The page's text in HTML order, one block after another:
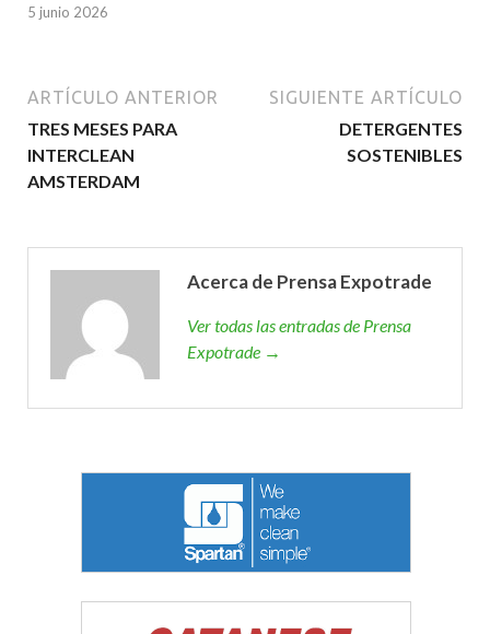
5 junio 2026
ARTÍCULO ANTERIOR
TRES MESES PARA
INTERCLEAN
AMSTERDAM
SIGUIENTE ARTÍCULO
DETERGENTES
SOSTENIBLES
Acerca de Prensa Expotrade
Ver todas las entradas de Prensa
Expotrade →